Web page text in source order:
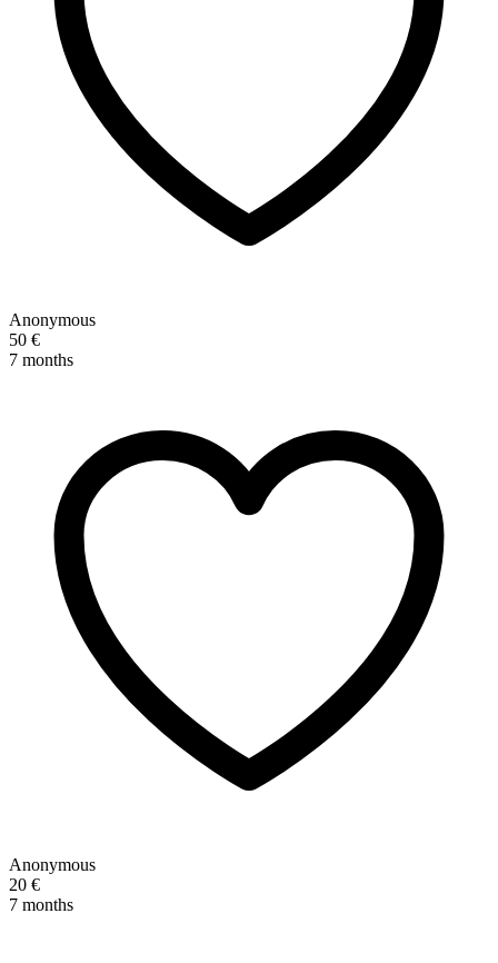
Anonymous
50 €
7 months
Anonymous
20 €
7 months